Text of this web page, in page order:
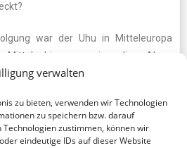
verwalten
zu bieten, verwenden wir Technologien
zu speichern bzw. darauf
Technologien zustimmen, können wir
eindeutige IDs auf dieser Website
war der Uhu in Mitteleuropa
sowie die Alpen
Paschenburg entdecken. Herbert
das möglich gemacht. Ein Exemplar
hohen Buchenstumpf.